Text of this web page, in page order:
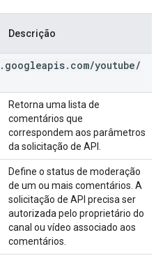
Descrição
. googleapis. com/youtube/
Retorna uma lista de
comentários que
correspondem aos parâmetros
da solicitação de API.
Define o status de moderação
de um ou mais comentários. A
solicitação de API precisa ser
autorizada pelo proprietário do
canal ou vídeo associado aos
comentários.